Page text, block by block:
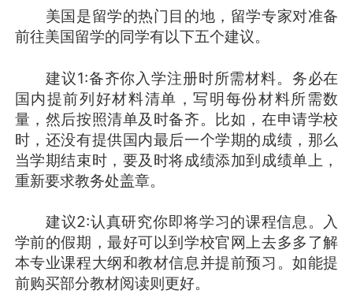
美国是留学的热门目的地，留学专家对准备
前往美国留学的同学有以下五个建议。
建议1:备齐你入学注册时所需材料。务必在
国内提前列好材料清单，写明每份材料所需数
量，然后按照清单及时备齐。比如，在申请学校
时，还没有提供国内最后一个学期的成绩，那么
当学期结束时，要及时将成绩添加到成绩单上，
重新要求教务处盖章。
建议2:认真研究你即将学习的课程信息。入
学前的假期，最好可以到学校官网上去多多了解
本专业课程大纲和教材信息并提前预习。如能提
前购买部分教材阅读则更好。